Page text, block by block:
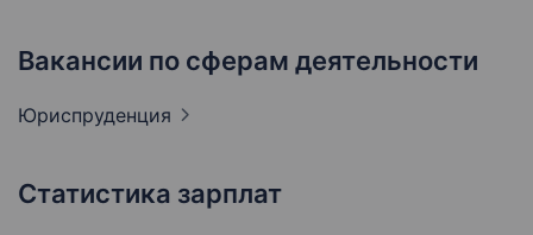
Вакансии по сферам деятельности
Юриспруденция
Статистика зарплат